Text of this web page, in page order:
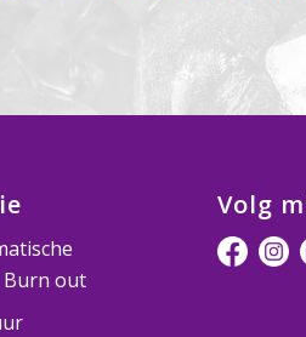
Burn out
Volg